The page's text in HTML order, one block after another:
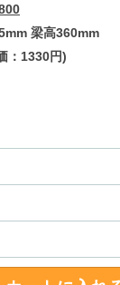
梁高360mm
：1330円)